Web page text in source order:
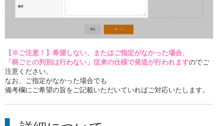
【※ご注意！】希望しない、またはご指定がなかった場合、
「柄ごとの判別は行わない」従来の仕様で発送が行われますのでご
注意ください。
なお、ご指定がなかった場合でも
備考欄にご希望の旨をご記載いただいていればご対応いたします。